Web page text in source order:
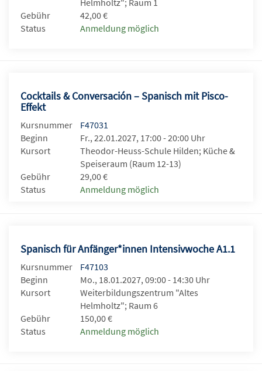
Gebühr
42,00 €
Status
Anmeldung möglich
Cocktails & Conversación – Spanisch mit Pisco-
Effekt
Kursnummer
F47031
Beginn
Fr., 22.01.2027, 17:00 - 20:00 Uhr
Kursort
Theodor-Heuss-Schule Hilden; Küche &
Speiseraum (Raum 12-13)
Gebühr
29,00 €
Status
Anmeldung möglich
Spanisch für Anfänger*innen Intensivwoche A1.1
Kursnummer
F47103
Beginn
Mo., 18.01.2027, 09:00 - 14:30 Uhr
Kursort
Weiterbildungszentrum "Altes
Helmholtz"; Raum 6
Gebühr
150,00 €
Status
Anmeldung möglich